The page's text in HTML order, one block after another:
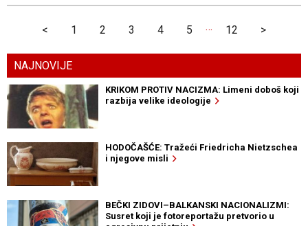
< 1 2 3 4 5 … 12 >
NAJNOVIJE
KRIKOM PROTIV NACIZMA: Limeni doboš koji
razbija velike ideologije
HODOČAŠĆE: Tražeći Friedricha Nietzschea
i njegove misli
BEČKI ZIDOVI–BALKANSKI NACIONALIZMI:
Susret koji je fotoreportažu pretvorio u